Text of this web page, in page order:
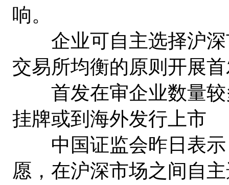
响。
企业可自主选择沪深
交易所均衡的原则开展
首发在审企业数量较
挂牌或到海外发行上市
中国证监会昨日表示
愿，在沪深市场之间自